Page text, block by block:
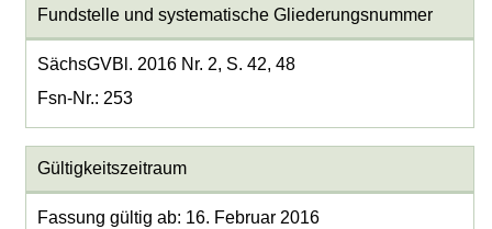
Fundstelle und systematische Gliederungsnummer
SächsGVBl. 2016 Nr. 2, S. 42, 48
Fsn-Nr.: 253
Gültigkeitszeitraum
Fassung gültig ab: 16. Februar 2016